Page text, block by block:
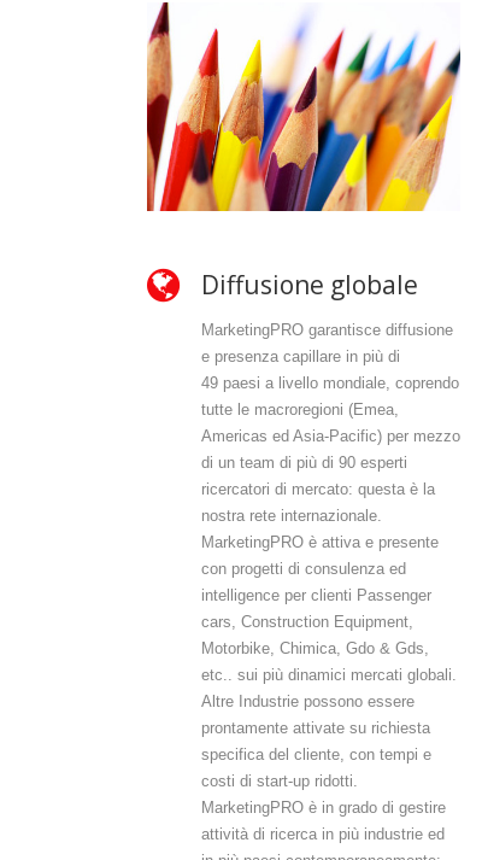
Diffusione globale
MarketingPRO garantisce diffusione
e presenza capillare in più di
49 paesi a livello mondiale, coprendo
tutte le macroregioni (Emea,
Americas ed Asia-Pacific) per mezzo
di un team di più di 90 esperti
ricercatori di mercato: questa è la
nostra rete internazionale.
MarketingPRO è attiva e presente
con progetti di consulenza ed
intelligence per clienti Passenger
cars, Construction Equipment,
Motorbike, Chimica, Gdo & Gds,
etc.. sui più dinamici mercati globali.
Altre Industrie possono essere
prontamente attivate su richiesta
specifica del cliente, con tempi e
costi di start-up ridotti.
MarketingPRO è in grado di gestire
attività di ricerca in più industrie ed